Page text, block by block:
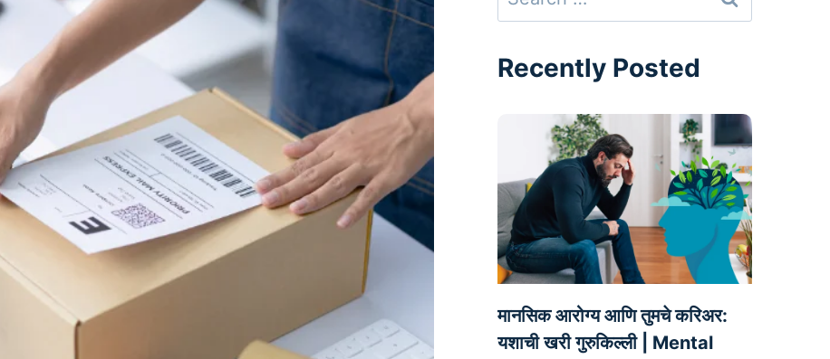
for:
Recently Posted
मानसिक आरोग्य आणि तुमचे करिअर:
यशाची खरी गुरुकिल्ली | Mental